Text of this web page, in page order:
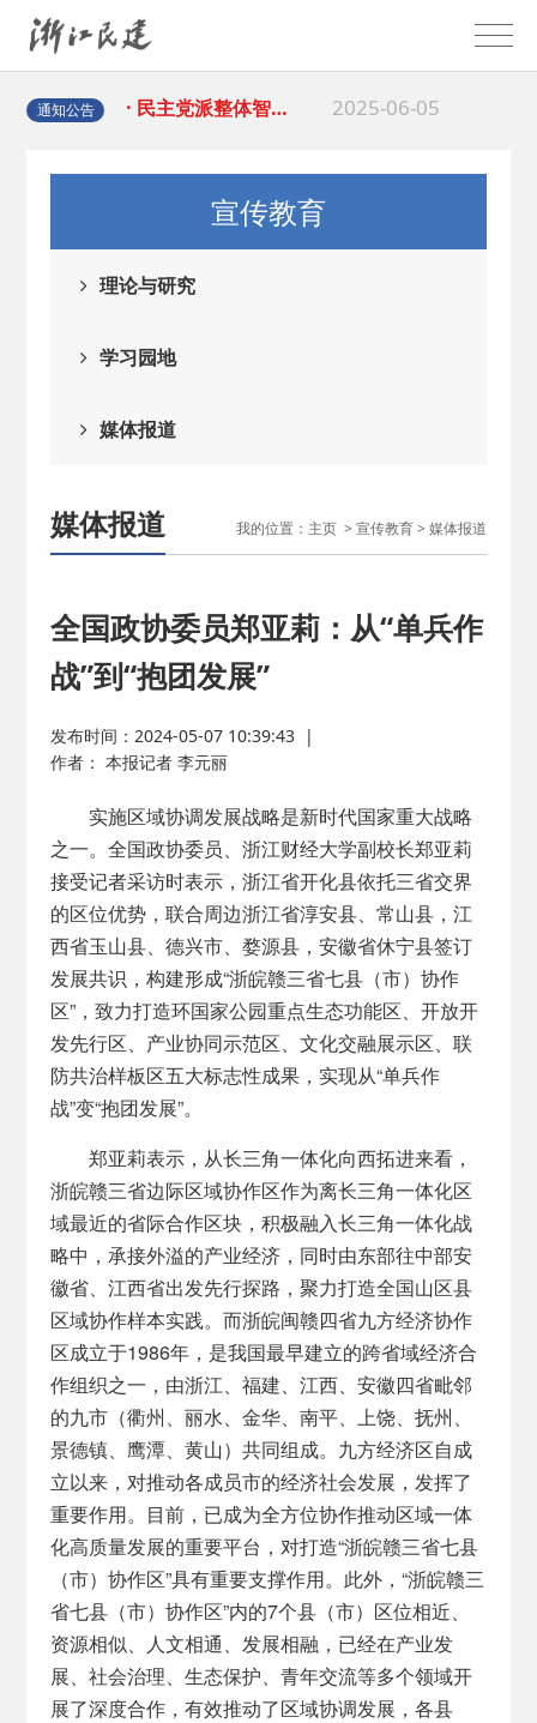
通知公告
· 中国民主建国会…
· 民主党派整体智… 2025-06-05
· 民建省委会民主… 2025-04-10
· 中国民主建国会… 2025-02-24
· 中国民主建国会… 2026-02-25
· 中国民主建国会… 2025-08-28
· 民主党派整体智…
· 民建省委会民主…
· 中国民主建国会… 2025-02-24
· 中国民主建国会… 2024-08-28
· 中国民主建国会… 2024-03-04
宣传教育
理论与研究
学习园地
媒体报道
媒体报道 我的位置： 主页> 宣传教育> 媒体报道
全国政协委员郑亚莉：从“单兵作
战”到“抱团发展”
发布时间：2024-05-07 10:39:43 |
作者： 本报记者 李元丽
实施区域协调发展战略是新时代国家重大战略
之一。全国政协委员、浙江财经大学副校长郑亚莉
接受记者采访时表示，浙江省开化县依托三省交界
的区位优势，联合周边浙江省淳安县、常山县，江
西省玉山县、德兴市、婺源县，安徽省休宁县签订
发展共识，构建形成“浙皖赣三省七县（市）协作
区”，致力打造环国家公园重点生态功能区、开放开
发先行区、产业协同示范区、文化交融展示区、联
防共治样板区五大标志性成果，实现从“单兵作
战”变“抱团发展”。
郑亚莉表示，从长三角一体化向西拓进来看，
浙皖赣三省边际区域协作区作为离长三角一体化区
域最近的省际合作区块，积极融入长三角一体化战
略中，承接外溢的产业经济，同时由东部往中部安
徽省、江西省出发先行探路，聚力打造全国山区县
区域协作样本实践。而浙皖闽赣四省九方经济协作
区成立于1986年，是我国最早建立的跨省域经济合
作组织之一，由浙江、福建、江西、安徽四省毗邻
的九市（衢州、丽水、金华、南平、上饶、抚州、
景德镇、鹰潭、黄山）共同组成。九方经济区自成
立以来，对推动各成员市的经济社会发展，发挥了
重要作用。目前，已成为全方位协作推动区域一体
化高质量发展的重要平台，对打造“浙皖赣三省七县
（市）协作区”具有重要支撑作用。此外，“浙皖赣三
省七县（市）协作区”内的7个县（市）区位相近、
资源相似、人文相通、发展相融，已经在产业发
展、社会治理、生态保护、青年交流等多个领域开
展了深度合作，有效推动了区域协调发展，各县